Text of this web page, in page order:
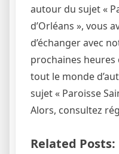
autour du sujet «
d’Orléans », vous
d’échanger avec
prochaines heures
tout le monde
sujet « Paroisse
Alors, consultez
Related Posts: